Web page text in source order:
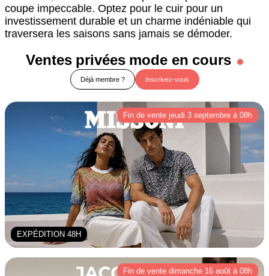
coupe impeccable. Optez pour le cuir pour un
investissement durable et un charme indéniable qui
traversera les saisons sans jamais se démoder.
Ventes privées mode en cours
Déjà membre ? Inscrivez-vous
Fin de vente jeudi 3 septembre à 08h
EXPÉDITION 48H
Fin de vente dimanche 16 août à 08h